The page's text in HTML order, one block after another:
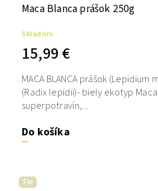
Maca Blanca prášok 250g
Skladom
15,99 €
Do košíka
MACA BLANCA prášok (Lepidium
(Radix lepidii)- biely ekotyp
superpotravín,...
Tip